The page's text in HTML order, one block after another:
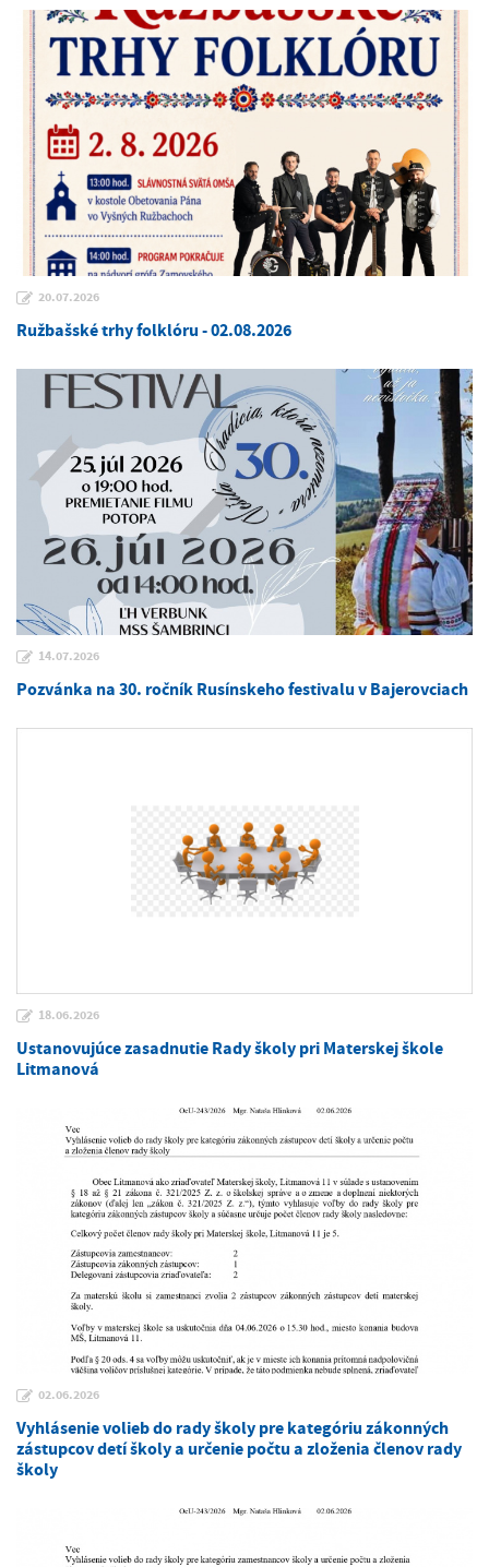
20.07.2026
Ružbašské trhy folklóru - 02.08.2026
14.07.2026
Pozvánka na 30. ročník Rusínskeho festivalu v Bajerovciach
18.06.2026
Ustanovujúce zasadnutie Rady školy pri Materskej škole
Litmanová
02.06.2026
Vyhlásenie volieb do rady školy pre kategóriu zákonných
zástupcov detí školy a určenie počtu a zloženia členov rady
školy